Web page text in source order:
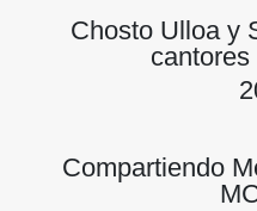
Chosto Ulloa y
Compartiendo